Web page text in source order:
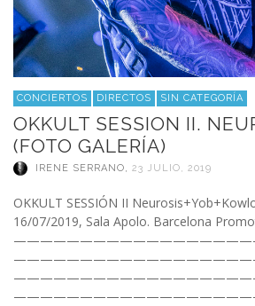
CONCIERTOS DIRECTOS SIN CATEGORÍA
OKKULT SESSION II.
(FOTO GALERÍA)
IRENE SERRANO, 23 JULIO, 2019
OKKULT SESSIÓN II
16/07/2019, Sala Apolo. Barcelona
———————————————————-